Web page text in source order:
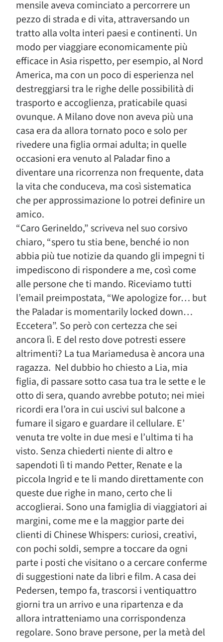
mensile aveva cominciato a percorrere un
pezzo di strada e di vita, attraversando un
tratto alla volta interi paesi e continenti. Un
modo per viaggiare economicamente più
efficace in Asia rispetto, per esempio, al Nord
America, ma con un poco di esperienza nel
destreggiarsi tra le righe delle possibilità di
trasporto e accoglienza, praticabile quasi
ovunque. A Milano dove non aveva più una
casa era da allora tornato poco e solo per
rivedere una figlia ormai adulta; in quelle
occasioni era venuto al Paladar fino a
diventare una ricorrenza non frequente, data
la vita che conduceva, ma così sistematica
che per approssimazione lo potrei definire un
amico.
“Caro Gerineldo,” scriveva nel suo corsivo
chiaro, “spero tu stia bene, benché io non
abbia più tue notizie da quando gli impegni ti
impediscono di rispondere a me, così come
alle persone che ti mando. Riceviamo tutti
l’email preimpostata, “We apologize for… but
the Paladar is momentarily locked down…
Eccetera”. So però con certezza che sei
ancora lì. E del resto dove potresti essere
altrimenti? La tua Mariamedusa è ancora una
ragazza. Nel dubbio ho chiesto a Lia, mia
figlia, di passare sotto casa tua tra le sette e le
otto di sera, quando avrebbe potuto; nei miei
ricordi era l’ora in cui uscivi sul balcone a
fumare il sigaro e guardare il cellulare. E’
venuta tre volte in due mesi e l’ultima ti ha
visto. Senza chiederti niente di altro e
sapendoti lì ti mando Petter, Renate e la
piccola Ingrid e te li mando direttamente con
queste due righe in mano, certo che li
accoglierai. Sono una famiglia di viaggiatori ai
margini, come me e la maggior parte dei
clienti di Chinese Whispers: curiosi, creativi,
con pochi soldi, sempre a toccare da ogni
parte i posti che visitano o a cercare conferme
di suggestioni nate da libri e film. A casa dei
Pedersen, tempo fa, trascorsi i ventiquattro
giorni tra un arrivo e una ripartenza e da
allora intratteniamo una corrispondenza
regolare. Sono brave persone, per la metà del